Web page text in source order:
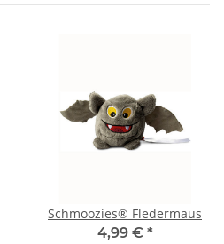
Schmoozies® Fledermaus
4,99 € *